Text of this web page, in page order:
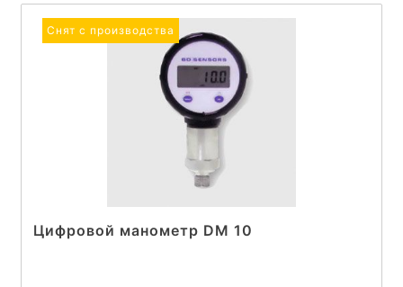
Снят с производства
Цифровой манометр DM 10